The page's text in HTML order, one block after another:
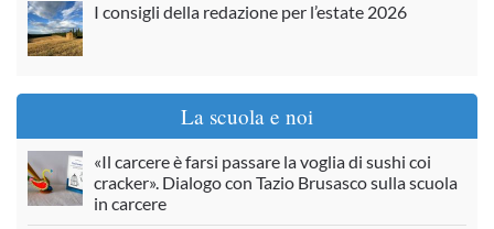
I consigli della redazione per l’estate 2026
La scuola e noi
«Il carcere è farsi passare la voglia di sushi coi
cracker». Dialogo con Tazio Brusasco sulla scuola
in carcere